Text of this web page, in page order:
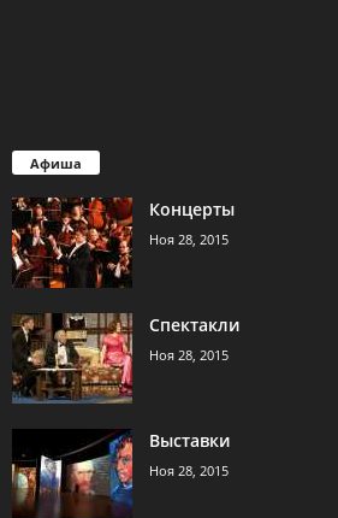
Афиша
Концерты
Ноя 28, 2015
Спектакли
Ноя 28, 2015
Выставки
Ноя 28, 2015